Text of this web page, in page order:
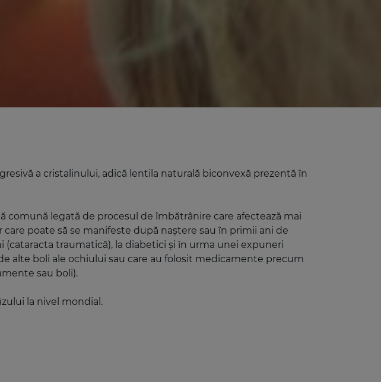
a cristalinului, adică lentila naturală biconvexă prezentă în
comună legată de procesul de îmbătrânire care afectează mai
poate să se manifeste după naștere sau în primii ani de
traumatică), la diabetici și în urma unei expuneri
alte boli ale ochiului sau care au folosit medicamente precum
sau boli).
la nivel mondial.